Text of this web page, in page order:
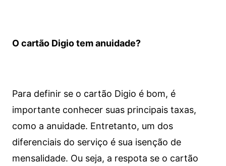
O cartão Digio tem anuidade?
Para definir se o cartão Digio é bom, é
importante conhecer suas principais taxas,
como a anuidade. Entretanto, um dos
diferenciais do serviço é sua isenção de
mensalidade. Ou seja, a respota se o cartão